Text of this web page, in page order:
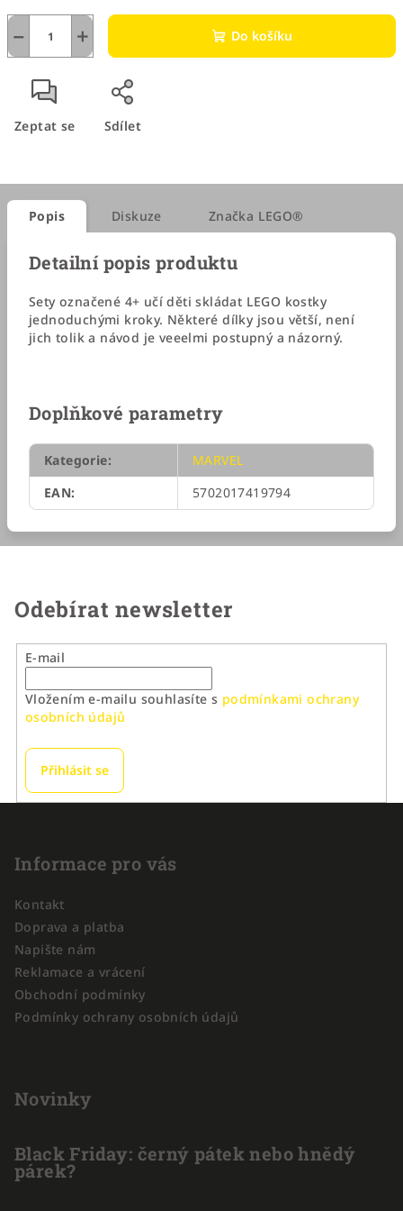
+
− Do košíku
Zeptat se Sdílet
Popis Diskuze Značka LEGO®
Detailní popis produktu
Sety označené 4+ učí děti skládat LEGO kostky
jednoduchými kroky. Některé dílky jsou větší, není
jich tolik a návod je veeelmi postupný a názorný.
Doplňkové parametry
Kategorie:
MARVEL
EAN: 5702017419794
Odebírat newsletter
E-mail
Vložením e-mailu souhlasíte s podmínkami ochrany
osobních údajů
Přihlásit se
Informace pro vás
Kontakt
Doprava a platba
Napište nám
Reklamace a vrácení
Obchodní podmínky
Podmínky ochrany osobních údajů
Novinky
Black Friday: černý pátek nebo hnědý
párek?